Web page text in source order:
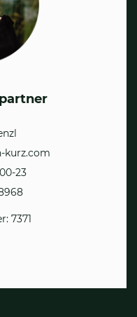
kurz.com
23
7371